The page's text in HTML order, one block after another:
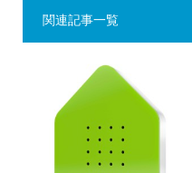
関連記事一覧